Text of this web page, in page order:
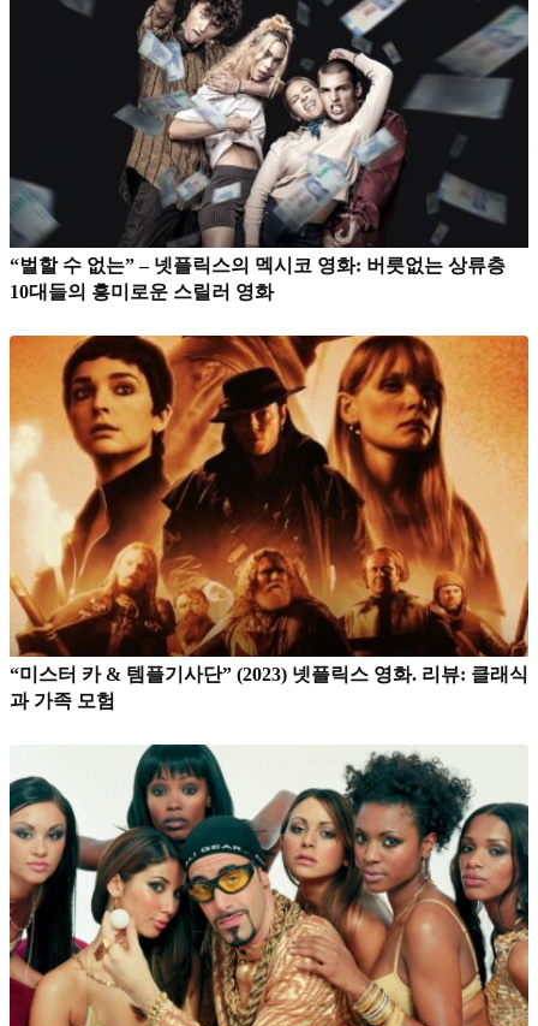
“벌할 수 없는” – 넷플릭스의 멕시코 영화: 버릇없는 상류층
10대들의 흥미로운 스릴러 영화
“미스터 카 & 템플기사단” (2023) 넷플릭스 영화. 리뷰: 클래식
과 가족 모험